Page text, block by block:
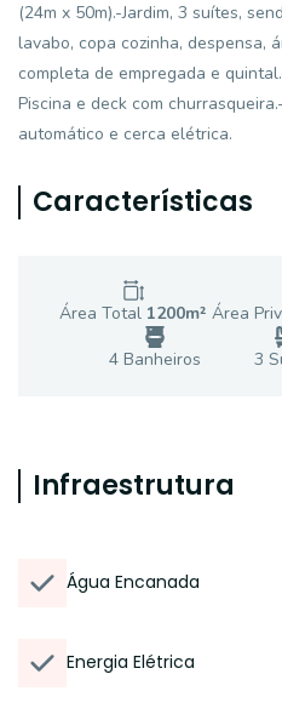
(24m x 50m).-Jardim, 3 suítes,
lavabo, copa cozinha, despensa,
completa de empregada e
Piscina e deck com
automático e cerca elétrica.
Características
Área Total 1200m² Área
4Banheiros 3
Infraestrutura
Água Encanada
Energia Elétrica